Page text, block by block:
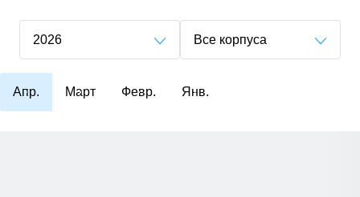
2026 Все корпуса
Апр. Март Февр. Янв.